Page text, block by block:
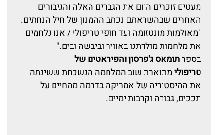
מעטים זוכרים היום את הגברים האלה והגיבורים
האחרים שבהשראתם נכתב ההמנון של חיל הנחתים.
"מאולמות מונטזומה ועד חופי טריפולי / אנו נלחמים
את מלחמות מולדתנו באוויר וביבשה ובים."
בספרתומאס ג'פרסון והפיראטים של
טריפולימתוארת שוב המלחמה הנשכחת ששינתה
את ההיסטוריה של אמריקה בדרמה מהחיים על
תככים, גבורה וקרבות ימיים.